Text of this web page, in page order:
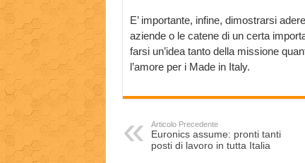
E’ importante, infine, dimostrarsi
aziende o le catene di un certa
farsi un’idea tanto della missione
l’amore per i Made in Italy.
Articolo Precedente
Euronics assume: pronti tanti
posti di lavoro in tutta Italia